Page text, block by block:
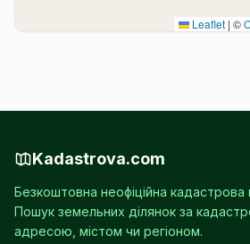
Leaflet | ©
Kadastrova.com
Безкоштовна неофіційна кадастрова
Пошук земельних ділянок за
адресою, містом чи регіоном.